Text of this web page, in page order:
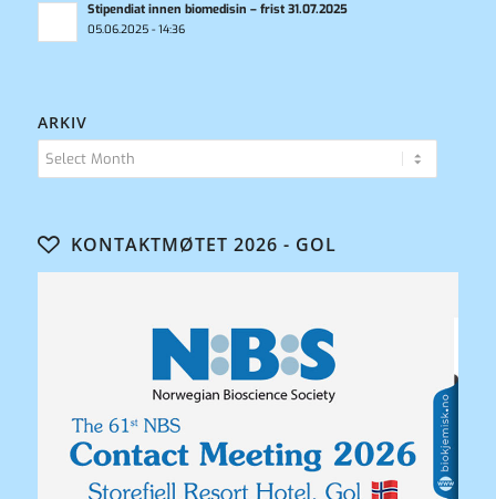
Stipendiat innen biomedisin – frist 31.07.2025
05.06.2025 - 14:36
ARKIV
KONTAKTMØTET 2026 - GOL